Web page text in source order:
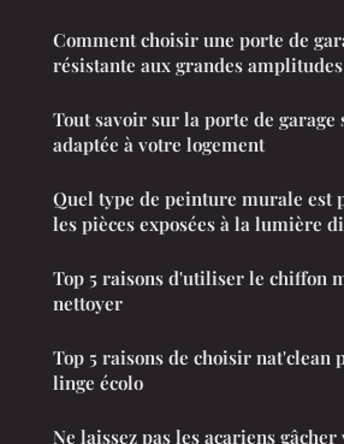
Comment choisir une porte de
résistante aux grandes
Tout savoir sur la porte de garage
adaptée à votre logement
Quel type de peinture murale est
les pièces exposées à la lumière
Top 5 raisons d'utiliser le chiffon
nettoyer
Top 5 raisons de choisir nat'clean
linge écolo
Ne laissez pas les acariens